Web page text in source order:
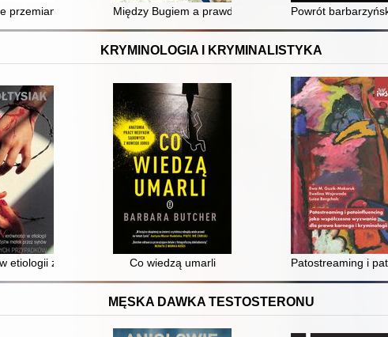
przemiany białoruskiej przestrzeni cywilizacyjnej
Między Bugiem a prawdą : czy Polska może
Powrót
KRYMINOLOGIA I KRYMINALISTYKA
etiologii zabójstw matek przez synów : studium indywidualnych przypadków
Co wiedzą umarli Patostreaming i
MĘSKA DAWKA TESTOSTERONU